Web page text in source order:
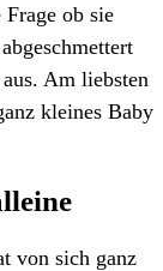
ob sie
Am liebsten
kleines Baby
von sich ganz